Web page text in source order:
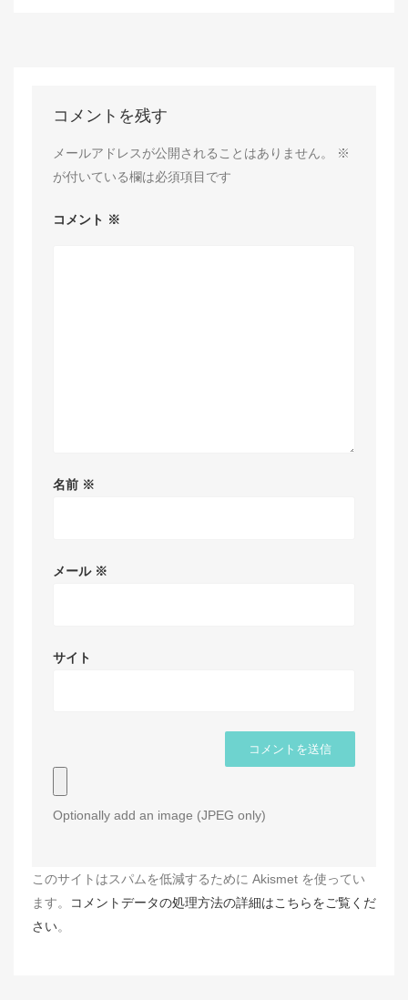
コメントを残す
メールアドレスが公開されることはありません。
※
が付いている欄は必須項目です
コメント ※
名前 ※
メール ※
サイト
Optionally add an image (JPEG only)
このサイトはスパムを低減するために Akismet を使ってい
ます。
コメントデータの処理方法の詳細はこちらをご覧くだ
さい。